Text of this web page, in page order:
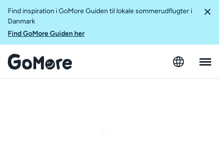
Find inspiration i GoMore Guiden til lokale sommerudflugter i
Danmark
Find GoMore Guiden her